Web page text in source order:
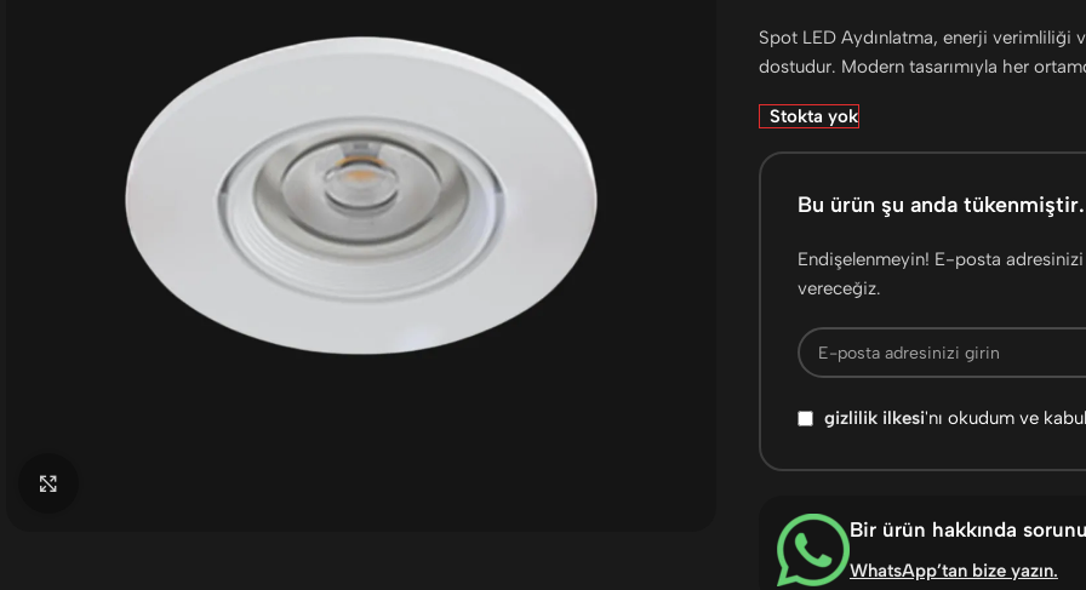
Spot LED Aydınlatma, enerji verimliliği
dostudur. Modern tasarımıyla her
Stokta yok
Bu ürün şu anda tükenmiştir.
Endişelenmeyin! E-posta
vereceğiz.
gizlilik ilkesi'nı okudum ve
Bir ürün hakkında
WhatsApp’tan bize yazın.